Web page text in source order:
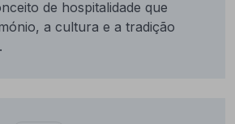
de hospitalidade que
a cultura e a tradição